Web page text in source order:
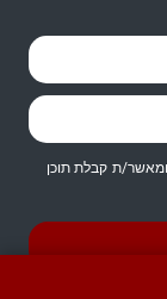
ת קבלת תוכן